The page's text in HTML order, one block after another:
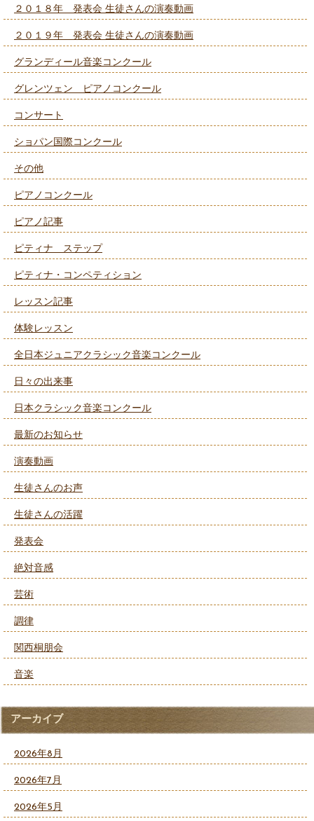
２０１８年 発表会 生徒さんの演奏動画
２０１９年 発表会 生徒さんの演奏動画
グランディール音楽コンクール
グレンツェン ピアノコンクール
コンサート
ショパン国際コンクール
その他
ピアノコンクール
ピアノ記事
ピティナ ステップ
ピティナ・コンペティション
レッスン記事
体験レッスン
全日本ジュニアクラシック音楽コンクール
日々の出来事
日本クラシック音楽コンクール
最新のお知らせ
演奏動画
生徒さんのお声
生徒さんの活躍
発表会
絶対音感
芸術
調律
関西桐朋会
音楽
アーカイブ
2026年8月
2026年7月
2026年5月